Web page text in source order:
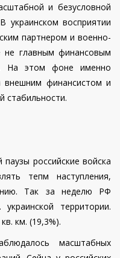
и безусловной
восприятии
партнером и военно-
не главным финансовым
На этом фоне именно
внешним финансистом и
стабильности.
российские войска
тепм наступления,
Так за неделю РФ
территории.
км. (19,3%).
масштабных